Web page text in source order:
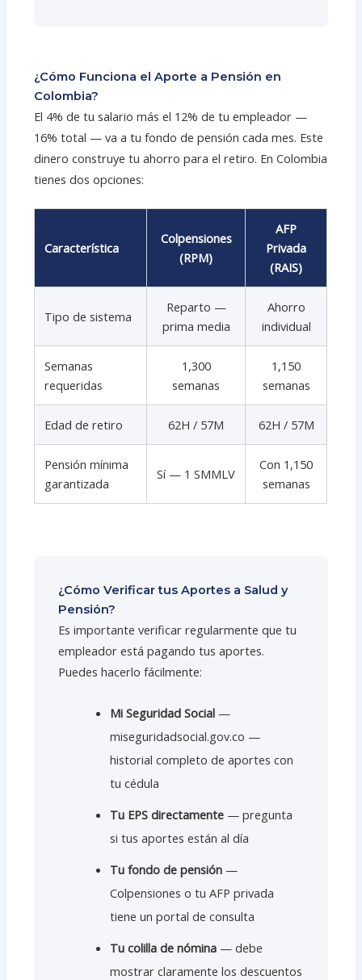
¿Cómo Funciona el Aporte a Pensión en
Colombia?
El 4% de tu salario más el 12% de tu empleador —
16% total — va a tu fondo de pensión cada mes. Este
dinero construye tu ahorro para el retiro. En Colombia
tienes dos opciones:
Característica
Colpensiones
(RPM)
AFP
Privada
(RAIS)
Tipo de sistema
Reparto —
prima media
Ahorro
individual
Semanas
requeridas
1,300
semanas
1,150
semanas
Edad de retiro 62H / 57M 62H / 57M
Pensión mínima
garantizada
Sí — 1 SMMLV
Con 1,150
semanas
¿Cómo Verificar tus Aportes a Salud y
Pensión?
Es importante verificar regularmente que tu
empleador está pagando tus aportes.
Puedes hacerlo fácilmente:
Mi Seguridad Social —
miseguridadsocial.gov.co —
historial completo de aportes con
tu cédula
Tu EPS directamente — pregunta
si tus aportes están al día
Tu fondo de pensión —
Colpensiones o tu AFP privada
tiene un portal de consulta
Tu colilla de nómina — debe
mostrar claramente los descuentos